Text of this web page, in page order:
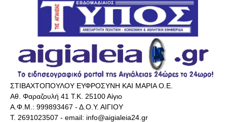
ΣΤΙΒΑΧΤΟΠΟΥΛΟΥ ΕΥΦΡΟΣΥΝΗ ΚΑΙ ΜΑΡΙΑ Ο.Ε.
Αθ. Φαραζουλή 41 Τ.Κ. 25100 Αίγιο
Α.Φ.Μ.: 999893467 - Δ.Ο.Υ. ΑΙΓΙΟΥ
Τ. 2691023507 - email: info@aigialeia24.gr